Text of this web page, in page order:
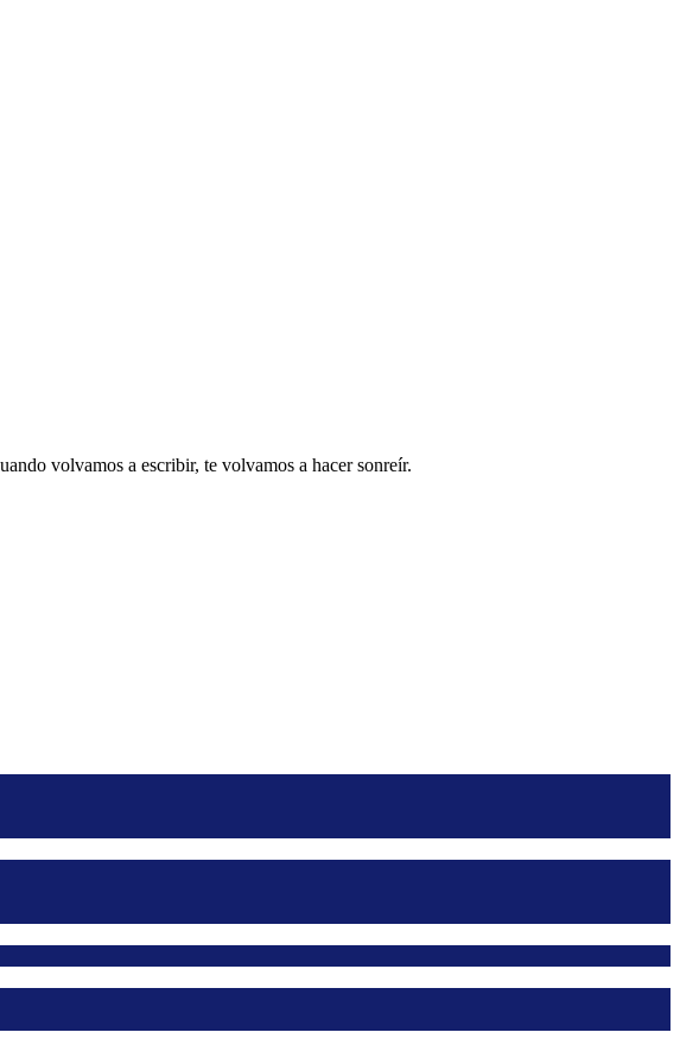
volvamos a escribir, te volvamos a hacer sonreír.